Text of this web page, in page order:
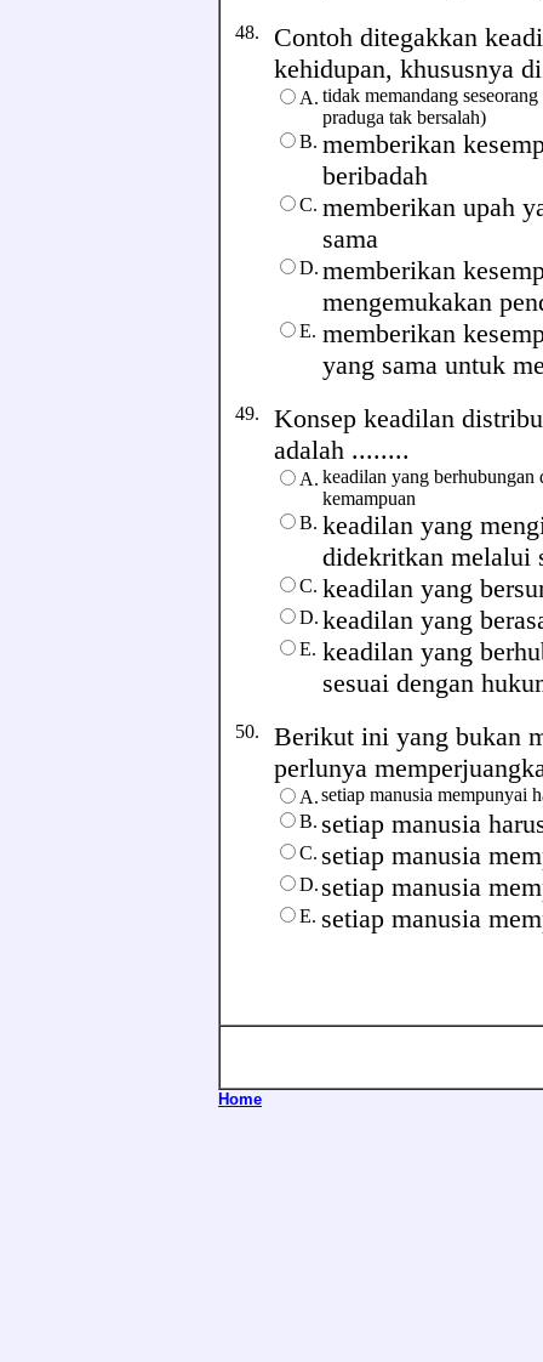
48. Contoh ditegakkan
kehidupan, khususnya
A. tidak memandang
praduga tak bersalah)
B. memberikan
beribadah
C. memberikan upah
sama
D. memberikan
mengemukakan
E. memberikan
yang sama untuk
49. Konsep keadilan
adalah ........
A. keadilan yang berhubungan
kemampuan
B. keadilan yang
didekritkan melalui
C. keadilan yang
D. keadilan yang
E. keadilan yang
sesuai dengan
50. Berikut ini yang bukan
perlunya
A.setiap manusia mempunyai
B. setiap manusia
C. setiap manusia
D. setiap manusia
E. setiap manusia
Home